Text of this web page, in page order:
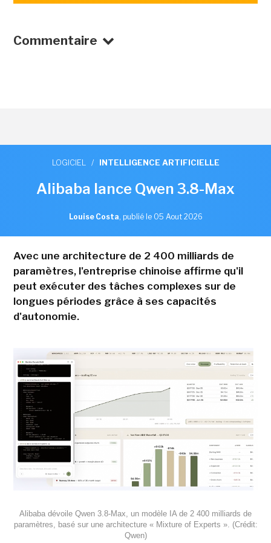
Commentaire
LOGICIEL / INTELLIGENCE ARTIFICIELLE
Alibaba lance Qwen 3.8-Max
Louise Costa, publié le 05 Aout 2026
Avec une architecture de 2 400 milliards de
paramètres, l'entreprise chinoise affirme qu'il
peut exécuter des tâches complexes sur de
longues périodes grâce à ses capacités
d'autonomie.
Alibaba dévoile Qwen 3.8-Max, un modèle IA de 2 400 milliards de
paramètres, basé sur une architecture « Mixture of Experts ». (Crédit:
Qwen)